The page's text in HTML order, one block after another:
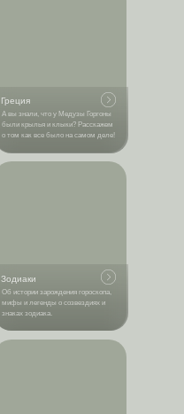
Греция
А вы знали, что у Медузы Горгоны
были крылья и клыки? Расскажем
о том как все было на самом деле!
Зодиаки
Об истории зарождения гороскопа,
мифы и легенды о созвездиях и
знаках зодиака.